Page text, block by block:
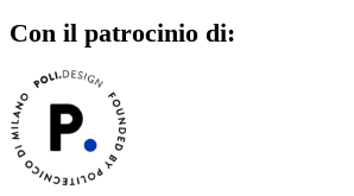
Con il patrocinio di: